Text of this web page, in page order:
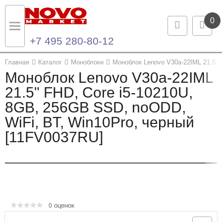
0
+7 495 280-80-12
Главная Каталог Моноблоки Моноблок Lenovo V30a-22IML 21.5"
Моноблок Lenovo V30a-22IML
21.5" FHD, Core i5-10210U,
8GB, 256GB SSD, noODD,
WiFi, BT, Win10Pro, черный
[11FV0037RU]
0 оценок
Назад
Каталог продукции
Ноутбуки и ультрабуки
Компьютеры
Назад
Контакты
Контактная информация